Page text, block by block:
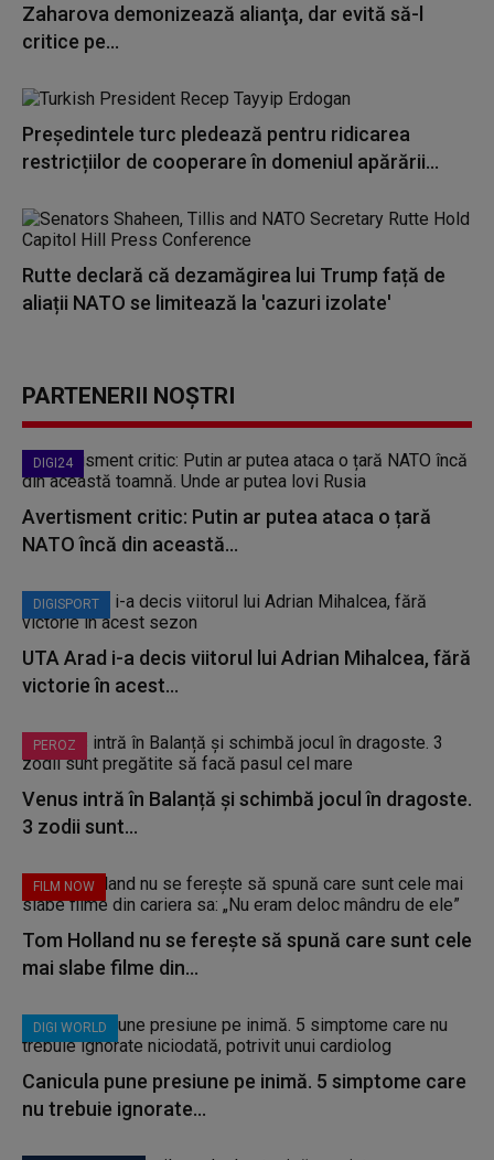
Zaharova demonizează alianţa, dar evită să-l
critice pe...
Președintele turc pledează pentru ridicarea
restricțiilor de cooperare în domeniul apărării...
Rutte declară că dezamăgirea lui Trump față de
aliații NATO se limitează la 'cazuri izolate'
PARTENERII NOȘTRI
DIGI24
Avertisment critic: Putin ar putea ataca o țară
NATO încă din această...
DIGISPORT
UTA Arad i-a decis viitorul lui Adrian Mihalcea, fără
victorie în acest...
PEROZ
Venus intră în Balanță și schimbă jocul în dragoste.
3 zodii sunt...
FILM NOW
Tom Holland nu se ferește să spună care sunt cele
mai slabe filme din...
DIGI WORLD
Canicula pune presiune pe inimă. 5 simptome care
nu trebuie ignorate...